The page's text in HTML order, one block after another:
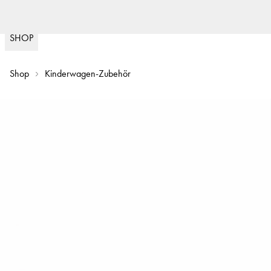
SHOP
Shop Kinderwagen-Zubehör